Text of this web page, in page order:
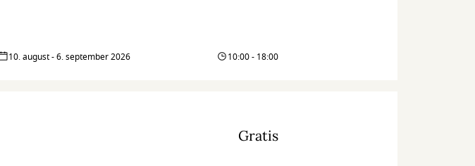
10. august - 6. september 2026 10:00 - 18:00
Gratis